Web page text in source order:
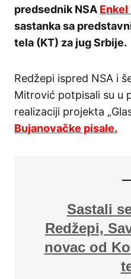
predsednik NSA Enkel
sastanka sa
tela (KT) za jug Srbije.
Redžepi ispred NSA i
Mitrović potpisali su u
realizaciji projekta
Bujanovačke pisale.
Sastali
Redžepi,
novac od